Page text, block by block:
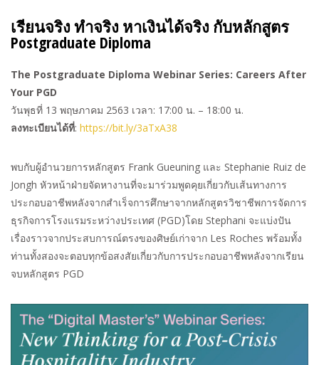
เรียนจริง ทำจริง หาเงินได้จริง กับหลักสูตร
Postgraduate Diploma
The Postgraduate Diploma Webinar Series: Careers After
Your PGD
วันพุธที่ 13 พฤษภาคม 2563 เวลา: 17:00 น. – 18:00 น.
ลงทะเบียนได้ที่: https://bit.ly/3aTxA38
พบกับผู้อำนวยการหลักสูตร Frank Gueuning และ Stephanie Ruiz de
Jongh หัวหน้าฝ่ายจัดหางานที่จะมาร่วมพูดคุยเกี่ยวกับเส้นทางการ
ประกอบอาชีพหลังจากสำเร็จการศึกษาจากหลักสูตรวิชาชีพการจัดการ
ธุรกิจการโรงแรมระหว่างประเทศ (PGD)โดย Stephani จะแบ่งปัน
เรื่องราวจากประสบการณ์ตรงของศิษย์เก่าจาก Les Roches พร้อมทั้ง
ท่านทั้งสองจะตอบทุกข้อสงสัยเกี่ยวกับการประกอบอาชีพหลังจากเรียน
จบหลักสูตร PGD